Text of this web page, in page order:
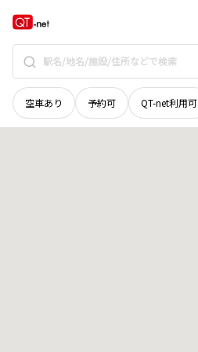
空車あり 予約可 QT-net利用可
栃木県